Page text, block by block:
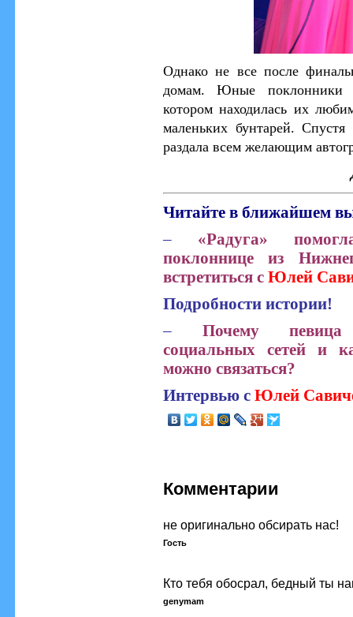
Однако не все после
домам. Юные поклонники
котором находилась их
маленьких бунтарей.
раздала всем желающим
Читайте в ближайшем
–
«Радуга»
поклоннице из
встретиться с Юлей
Подробности истории!
–
Почему певица
социальных сетей и
можно связаться?
Интервью с Юлей
Комментарии
не оригинально обсирать нас!
Гость
Кто тебя обосрал, бедный ты
genymam